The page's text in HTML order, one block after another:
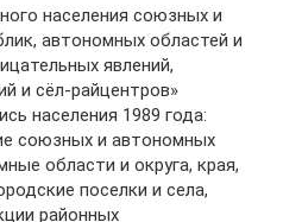
населения союзных и
автономных областей и
явлений,
и сёл-райцентров»
населения 1989 года:
союзных и автономных
области и округа, края,
поселки и села,
районных